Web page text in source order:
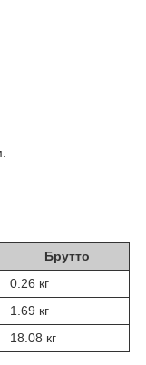
Брутто
0.26 кг
1.69 кг
18.08 кг